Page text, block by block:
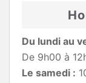
Du lundi au
De 9h00 à
Le samedi :